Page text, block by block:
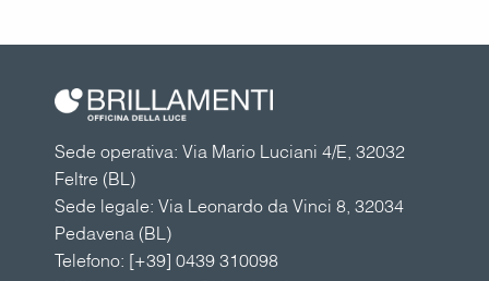
Sede operativa: Via Mario Luciani 4/E, 32032
Feltre (BL)
Sede legale: Via Leonardo da Vinci 8, 32034
Pedavena (BL)
Telefono: [+39] 0439 310098